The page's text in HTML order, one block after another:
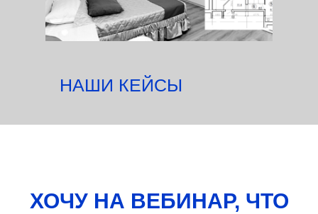
НАШИ КЕЙСЫ
ХОЧУ НА ВЕБИНАР, ЧТО